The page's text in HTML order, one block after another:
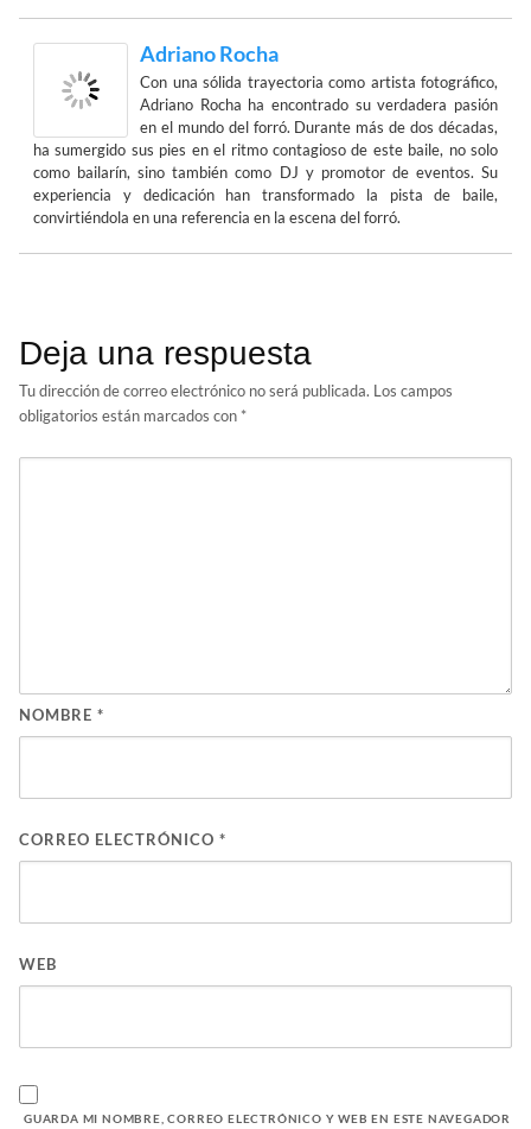
Adriano Rocha
Con una sólida trayectoria como artista fotográfico,
Adriano Rocha ha encontrado su verdadera pasión
en el mundo del forró. Durante más de dos décadas,
ha sumergido sus pies en el ritmo contagioso de este baile, no solo
como bailarín, sino también como DJ y promotor de eventos. Su
experiencia y dedicación han transformado la pista de baile,
convirtiéndola en una referencia en la escena del forró.
Deja una respuesta
Tu dirección de correo electrónico no será publicada. Los campos
obligatorios están marcados con *
NOMBRE *
CORREO ELECTRÓNICO *
WEB
GUARDA MI NOMBRE, CORREO ELECTRÓNICO Y WEB EN ESTE NAVEGADOR